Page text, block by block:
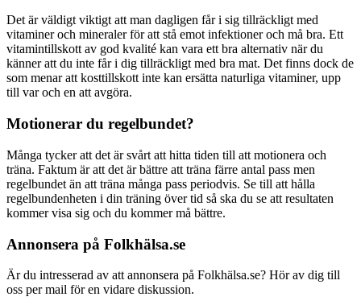
Det är väldigt viktigt att man dagligen får i sig tillräckligt med
vitaminer och mineraler för att stå emot infektioner och må bra. Ett
vitamintillskott av god kvalité kan vara ett bra alternativ när du
känner att du inte får i dig tillräckligt med bra mat. Det finns dock de
som menar att kosttillskott inte kan ersätta naturliga vitaminer, upp
till var och en att avgöra.
Motionerar du regelbundet?
Många tycker att det är svårt att hitta tiden till att motionera och
träna. Faktum är att det är bättre att träna färre antal pass men
regelbundet än att träna många pass periodvis. Se till att hålla
regelbundenheten i din träning över tid så ska du se att resultaten
kommer visa sig och du kommer må bättre.
Annonsera på Folkhälsa.se
Är du intresserad av att annonsera på Folkhälsa.se? Hör av dig till
oss per mail för en vidare diskussion.